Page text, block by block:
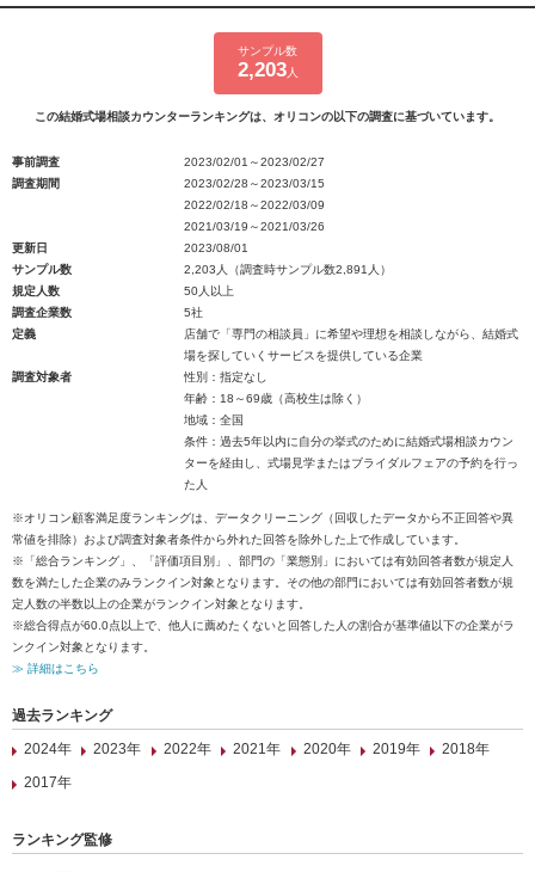
サンプル数
2,203人
この結婚式場相談カウンターランキングは、オリコンの以下の調査に基づいています。
事前調査
2023/02/01～2023/02/27
調査期間
2023/02/28～2023/03/15
2022/02/18～2022/03/09
2021/03/19～2021/03/26
更新日
2023/08/01
サンプル数
2,203人（調査時サンプル数2,891人）
規定人数
50人以上
調査企業数
5社
定義
店舗で「専門の相談員」に希望や理想を相談しながら、結婚式
場を探していくサービスを提供している企業
調査対象者
性別：指定なし
年齢：18～69歳（高校生は除く）
地域：全国
条件：過去5年以内に自分の挙式のために結婚式場相談カウン
ターを経由し、式場見学またはブライダルフェアの予約を行っ
た人
※オリコン顧客満足度ランキングは、データクリーニング（回収したデータから不正回答や異
常値を排除）および調査対象者条件から外れた回答を除外した上で作成しています。
※「総合ランキング」、「評価項目別」、部門の「業態別」においては有効回答者数が規定人
数を満たした企業のみランクイン対象となります。その他の部門においては有効回答者数が規
定人数の半数以上の企業がランクイン対象となります。
※総合得点が60.0点以上で、他人に薦めたくないと回答した人の割合が基準値以下の企業がラ
ンクイン対象となります。
≫ 詳細はこちら
過去ランキング
2024年
2023年 2022年 2021年 2020年 2019年
2018年
2017年
ランキング監修